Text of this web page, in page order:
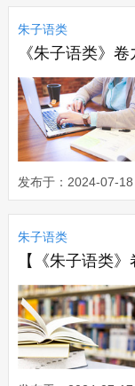
朱子语类
发布于：2024-07-18
朱子语类